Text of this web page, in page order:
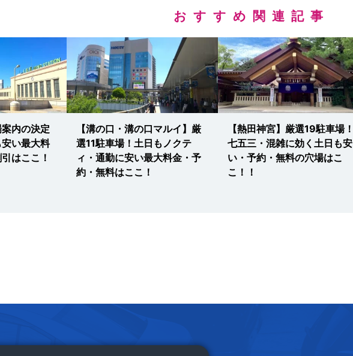
おすすめ関連記事
案内の決定
い最大料
はここ！
【溝の口・溝の口マルイ】厳
選11駐車場！土日もノクテ
ィ・通勤に安い最大料金・予
約・無料はここ！
【熱田神宮】厳選19駐車場！
七五三・混雑に効く土日も安
い・予約・無料の穴場はこ
こ！！